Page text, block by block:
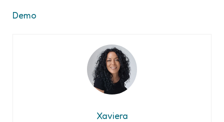
Demo
Xaviera